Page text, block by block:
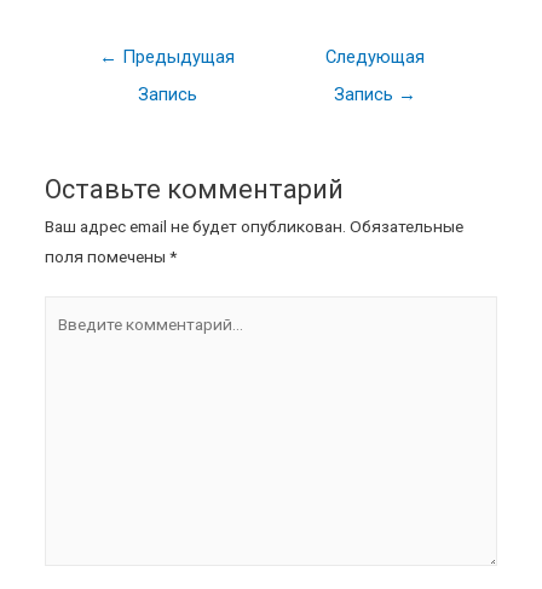
← Предыдущая
Запись
Следующая
Запись →
Оставьте комментарий
Ваш адрес email не будет опубликован. Обязательные
поля помечены *